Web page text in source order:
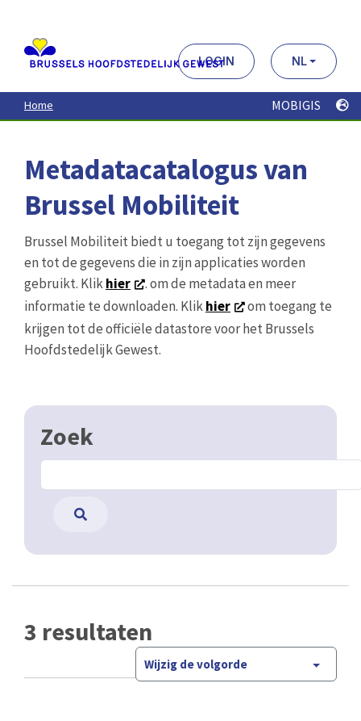
contenu
principal
LOGIN NL
Home MOBIGIS
Metadatacatalogus van
Brussel Mobiliteit
Brussel Mobiliteit biedt u toegang tot zijn gegevens
en tot de gegevens die in zijn applicaties worden
gebruikt. Klikhier
. om de metadata en meer
informatie te downloaden. Klikhier
om toegang te
krijgen tot de officiële datastore voor het Brussels
Hoofdstedelijk Gewest.
Zoek
3 resultaten
Wijzig de volgorde